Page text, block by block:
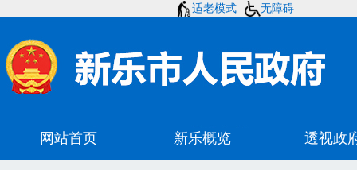
适老模式 无障碍